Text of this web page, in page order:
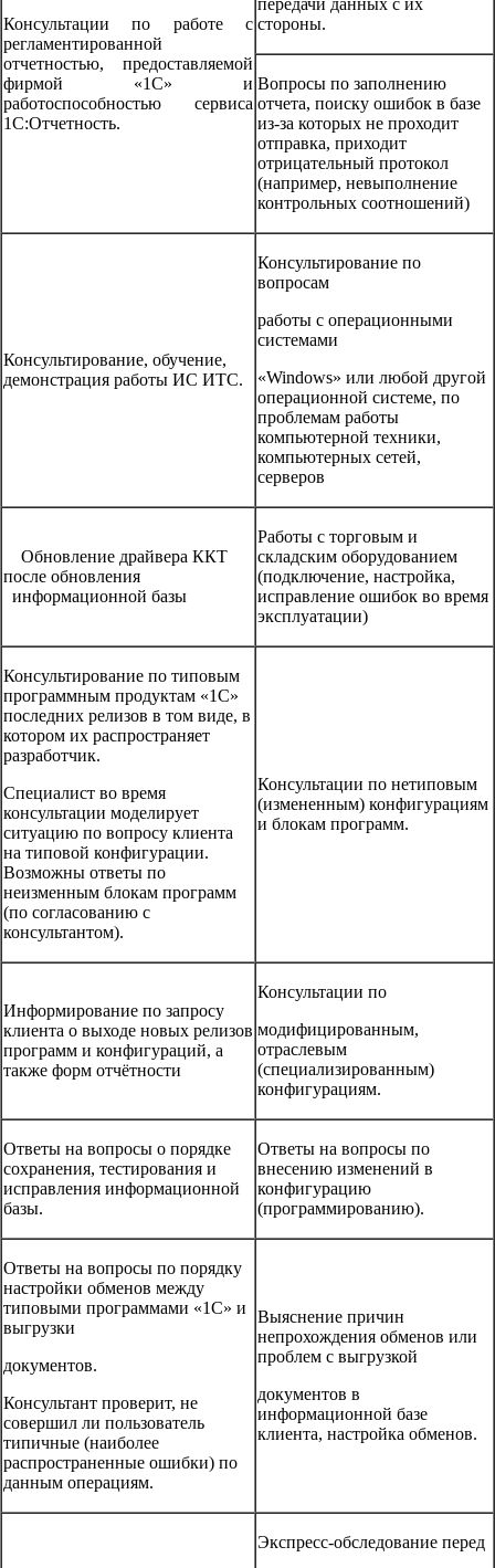
Консультации по работе с
регламентированной
отчетностью, предоставляемой
фирмой «1С» и
работоспособностью сервиса
1С:Отчетность.
стороны.
Вопросы по заполнению
отчета, поиску ошибок в базе
из-за которых не проходит
отправка, приходит
отрицательный протокол
(например, невыполнение
контрольных соотношений)
Консультирование, обучение,
демонстрация работы ИС ИТС.
Консультирование по
вопросам
работы с операционными
системами
«Windows» или любой другой
операционной системе, по
проблемам работы
компьютерной техники,
компьютерных сетей,
серверов
Обновление драйвера ККТ
после обновления
информационной базы
Работы с торговым и
складским оборудованием
(подключение, настройка,
исправление ошибок во время
эксплуатации)
Консультирование по типовым
программным продуктам «1С»
последних релизов в том виде, в
котором их распространяет
разработчик.
Специалист во время
консультации моделирует
ситуацию по вопросу клиента
на типовой конфигурации.
Возможны ответы по
неизменным блокам программ
(по согласованию с
консультантом).
Консультации по нетиповым
(измененным) конфигурациям
и блокам программ.
Информирование по запросу
клиента о выходе новых релизов
программ и конфигураций, а
также форм отчётности
Консультации по
модифицированным,
отраслевым
(специализированным)
конфигурациям.
Ответы на вопросы о порядке
сохранения, тестирования и
исправления информационной
базы.
Ответы на вопросы по
внесению изменений в
конфигурацию
(программированию).
Ответы на вопросы по порядку
настройки обменов между
типовыми программами «1С» и
выгрузки
документов.
Консультант проверит, не
совершил ли пользователь
типичные (наиболее
распространенные ошибки) по
данным операциям.
Выяснение причин
непрохождения обменов или
проблем с выгрузкой
документов в
информационной базе
клиента, настройка обменов.
Экспресс-обследование перед